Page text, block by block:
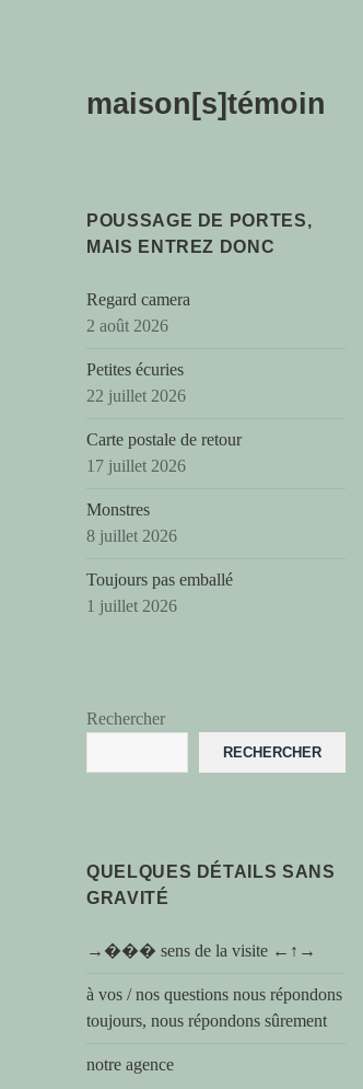
maison[s]témoin
POUSSAGE DE PORTES,
MAIS ENTREZ DONC
Regard camera
2 août 2026
Petites écuries
22 juillet 2026
Carte postale de retour
17 juillet 2026
Monstres
8 juillet 2026
Toujours pas emballé
1 juillet 2026
Rechercher
RECHERCHER
QUELQUES DÉTAILS SANS
GRAVITÉ
→��� sens de la visite ←↑→
à vos / nos questions nous répondons
toujours, nous répondons sûrement
notre agence